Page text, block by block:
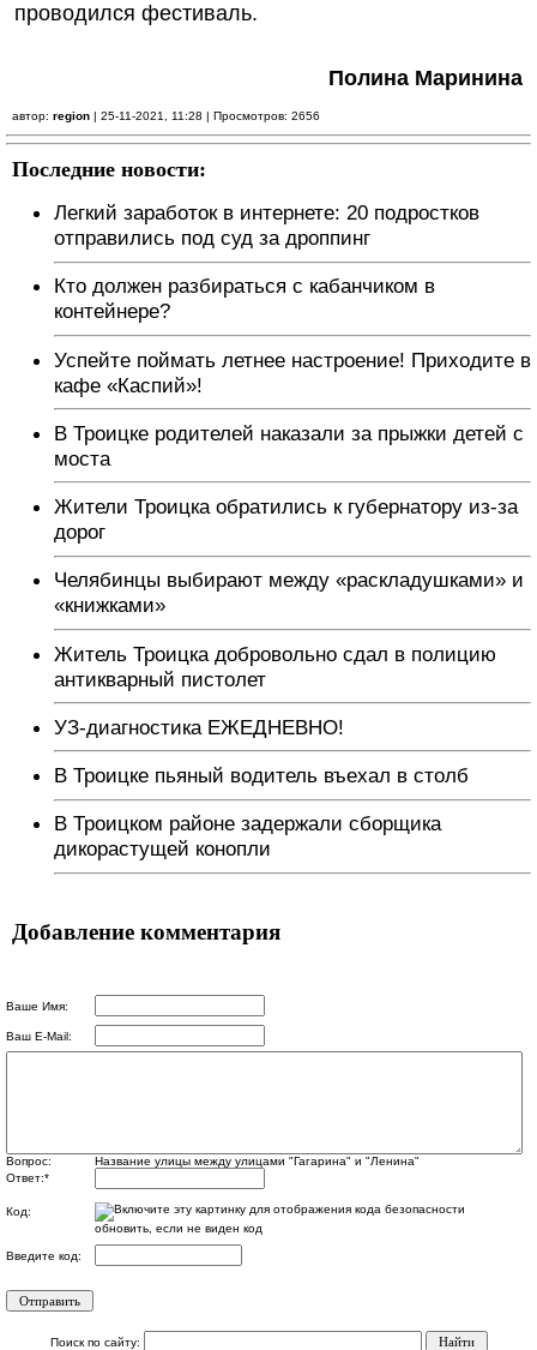
проводился фестиваль.
Полина Маринина
автор: region | 25-11-2021, 11:28 | Просмотров: 2656
Последние новости:
Легкий заработок в интернете: 20 подростков
отправились под суд за дроппинг
Кто должен разбираться с кабанчиком в
контейнере?
Успейте поймать летнее настроение! Приходите в
кафе «Каспий»!
В Троицке родителей наказали за прыжки детей с
моста
Жители Троицка обратились к губернатору из-за
дорог
Челябинцы выбирают между «раскладушками» и
«книжками»
Житель Троицка добровольно сдал в полицию
антикварный пистолет
УЗ-диагностика ЕЖЕДНЕВНО!
В Троицке пьяный водитель въехал в столб
В Троицком районе задержали сборщика
дикорастущей конопли
Добавление комментария
Ваше Имя:
Ваш E-Mail:
Вопрос:
Название улицы между улицами "Гагарина" и "Ленина"
Ответ:*
Код:
обновить, если не виден код
Введите код:
Поиск по сайту: